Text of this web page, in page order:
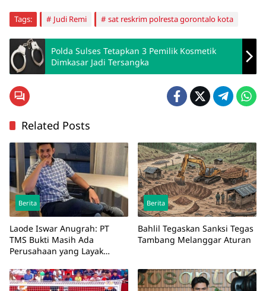
Tags: Judi Remi sat reskrim polresta gorontalo kota
Polda Sulses Tetapkan 3 Pemilik Kosmetik
Dimkasar Jadi Tersangka
Related Posts
Berita
Laode Iswar Anugrah: PT
TMS Bukti Masih Ada
Perusahaan yang Layak
Berita
Bahlil Tegaskan Sanksi Tegas
Tambang Melanggar Aturan